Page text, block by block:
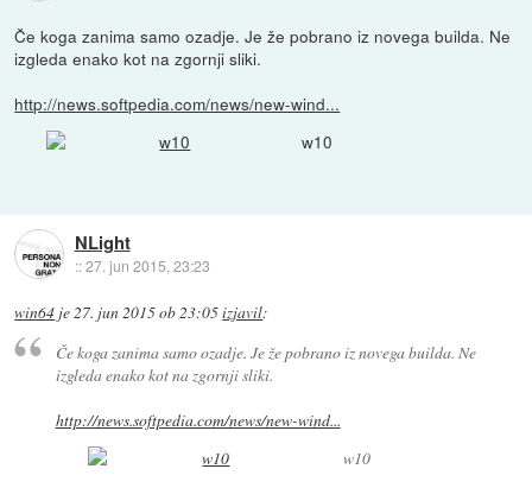
Če koga zanima samo ozadje. Je že pobrano iz novega builda. Ne
izgleda enako kot na zgornji sliki.
http://news.softpedia.com/news/new-wind...
w10
NLight
::27. jun 2015, 23:23
win64 je27. jun 2015 ob 23:05izjavil:
Če koga zanima samo ozadje. Je že pobrano iz novega builda. Ne
izgleda enako kot na zgornji sliki.
http://news.softpedia.com/news/new-wind...
w10